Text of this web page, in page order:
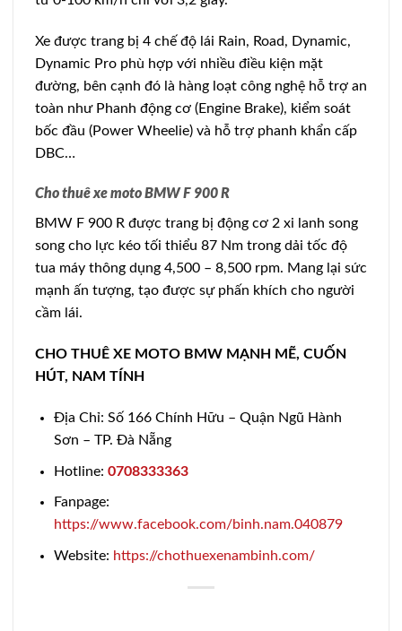
Xe được trang bị 4 chế độ lái Rain, Road, Dynamic,
Dynamic Pro phù hợp với nhiều điều kiện mặt
đường, bên cạnh đó là hàng loạt công nghệ hỗ trợ an
toàn như Phanh động cơ (Engine Brake), kiểm soát
bốc đầu (Power Wheelie) và hỗ trợ phanh khẩn cấp
DBC…
Cho thuê xe moto BMW F 900 R
BMW F 900 R được trang bị động cơ 2 xi lanh song
song cho lực kéo tối thiểu 87 Nm trong dải tốc độ
tua máy thông dụng 4,500 – 8,500 rpm. Mang lại sức
mạnh ấn tượng, tạo được sự phấn khích cho người
cầm lái.
CHO THUÊ XE MOTO BMW MẠNH MẼ, CUỐN
HÚT, NAM TÍNH
Địa Chỉ: Số 166 Chính Hữu – Quận Ngũ Hành
Sơn – TP. Đà Nẵng
Hotline: 0708333363
Fanpage:
https://www.facebook.com/binh.nam.040879
Website: https://chothuexenambinh.com/